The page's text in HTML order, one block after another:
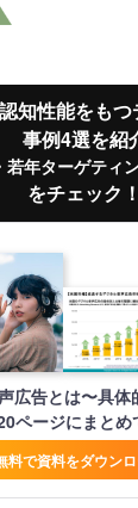
知性能をも
事例4選を紹
若年ターゲティ
をチェック！
広告とは〜具体
ページにまとめ
料で資料をダウン